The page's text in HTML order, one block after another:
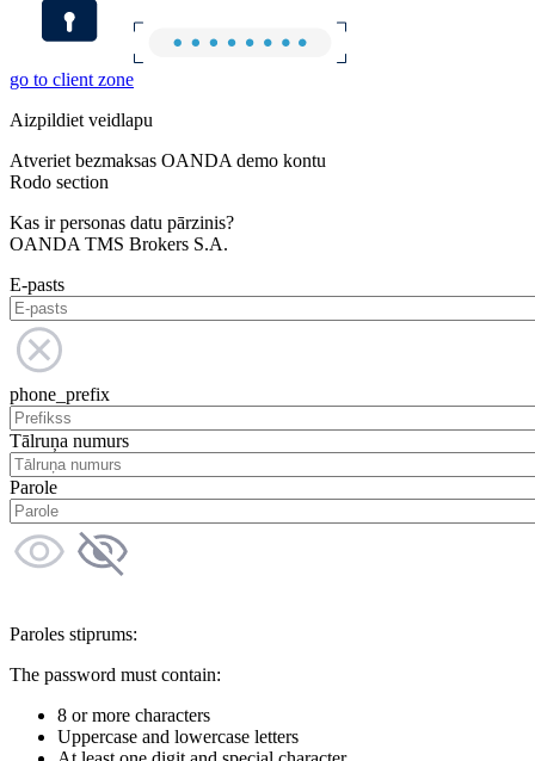
go to client zone
Aizpildiet veidlapu
Atveriet bezmaksas OANDA demo kontu
Rodo section
Kas ir personas datu pārzinis?
OANDA TMS Brokers S.A.
E-pasts
phone_prefix
Tālruņa numurs
Parole
Paroles stiprums:
The password must contain:
8 or more characters
Uppercase and lowercase letters